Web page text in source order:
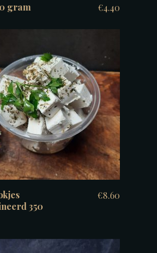
gram €4.40
AAN WINKELWAGEN
350
€8.60